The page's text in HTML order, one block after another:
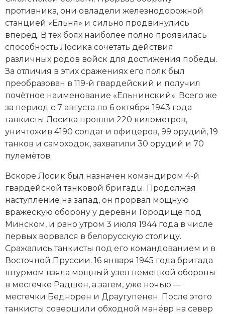
противника, они овладели железнодорожной
станцией «Ельня» и сильно продвинулись
вперёд. В тех боях наиболее полно проявилась
способность Лосика сочетать действия
различных родов войск для достижения победы.
За отличия в этих сражениях его полк был
преобразован в 119-й гвардейский и получил
почётное наименование «Ельнинский». Всего же
за период с 7 августа по 6 октября 1943 года
танкисты Лосика прошли 220 километров,
уничтожив 4190 солдат и офицеров, 99 орудий, 19
танков и самоходок, захватили 30 орудий и 70
пулемётов.
Вскоре Лосик был назначен командиром 4-й
гвардейской танковой бригады. Продолжая
наступление на запад, он прорвал мощную
вражескую оборону у деревни Городище под
Минском, и рано утром 3 июля 1944 года в числе
первых ворвался в белорусскую столицу.
Сражались танкисты под его командованием и в
Восточной Пруссии. 16 января 1945 года бригада
штурмом взяла мощный узел немецкой обороны
в местечке Радшен, а затем, уже ночью —
местечки Беднорен и Драугупенен. После этого
танкисты совершили обходной манёвр на север